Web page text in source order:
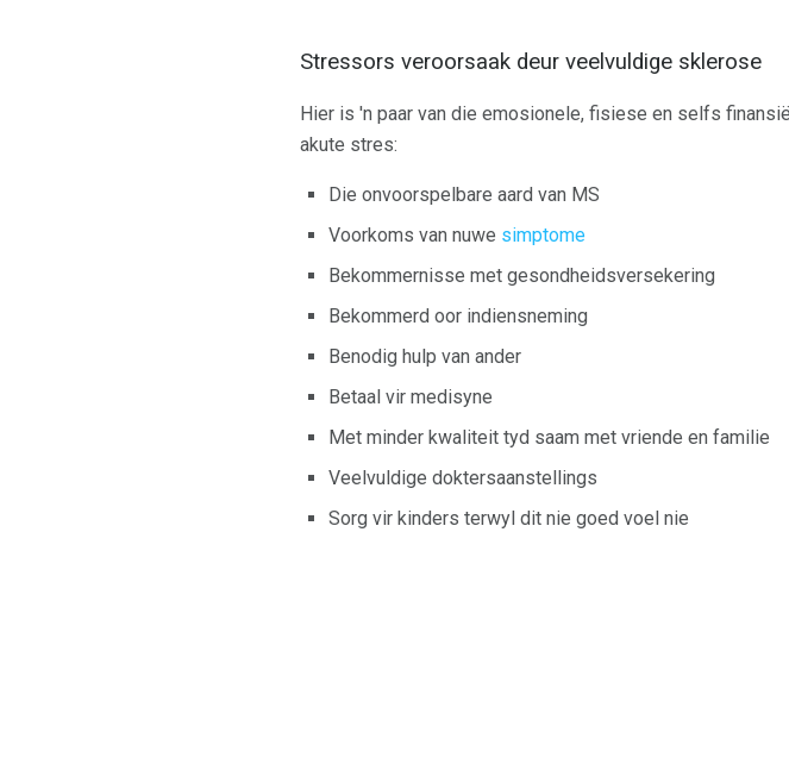
Stressors veroorsaak deur veelvuldige sklerose
Hier is 'n paar van die emosionele, fisiese en selfs
akute stres:
Die onvoorspelbare aard van MS
Voorkoms van nuwe simptome
Bekommernisse met gesondheidsversekering
Bekommerd oor indiensneming
Benodig hulp van ander
Betaal vir medisyne
Met minder kwaliteit tyd saam met vriende en familie
Veelvuldige doktersaanstellings
Sorg vir kinders terwyl dit nie goed voel nie